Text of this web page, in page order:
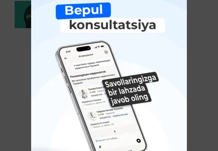
Onanizm yoki masturbatsiya
sog'liqqa qanday ta'sir
KO'PROQ KO'RSATISH